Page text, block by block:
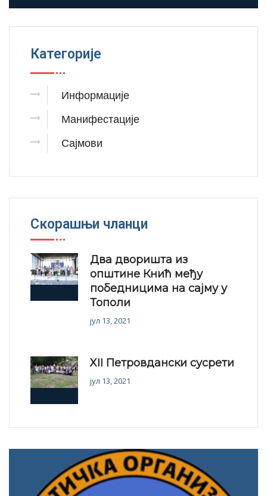
Категорије
Информације
Манифестације
Сајмови
Скорашњи чланци
Два дворишта из
општине Кнић међу
победницима на сајму у
Тополи
јул 13, 2021
XII Петровдански сусрети
јул 13, 2021